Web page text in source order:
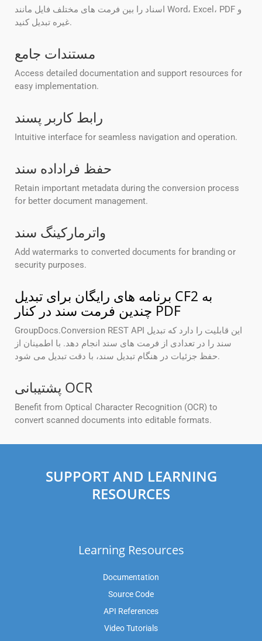
اسناد را بین فرمت های مختلف فایل مانند Word، Excel، PDF و
غیره تبدیل کنید.
مستندات جامع
Access detailed documentation and support resources for
easy implementation.
رابط کاربر پسند
Intuitive interface for seamless navigation and operation.
حفظ فراداده سند
Retain important metadata during the conversion process
for better document management.
واترمارکینگ سند
Add watermarks to converted documents for branding or
security purposes.
برنامه های رایگان برای تبدیل CF2 به
چندین فرمت سند در کنار PDF
GroupDocs.Conversion REST API این قابلیت را دارد که تبدیل
سند را در تعدادی از فرمت های سند انجام دهد. با اطمینان از
حفظ جزئیات در هنگام تبدیل سند، با دقت تبدیل می شود.
پشتیبانی OCR
Benefit from Optical Character Recognition (OCR) to
convert scanned documents into editable formats.
SUPPORT AND LEARNING
RESOURCES
Learning Resources
Documentation
Source Code
API References
Video Tutorials